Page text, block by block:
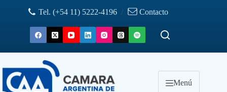
Tel. (+54 11) 5222-4196 / Contacto
Menú